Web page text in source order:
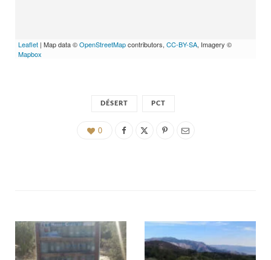
Leaflet | Map data ©OpenStreetMapcontributors, CC-BY-SA, Imagery ©
Mapbox
DÉSERT PCT
0